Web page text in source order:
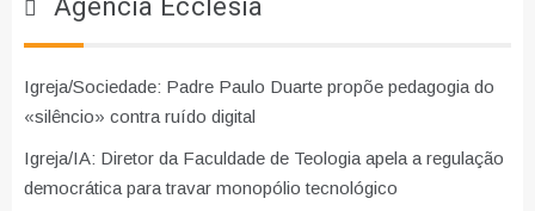
Igreja/Sociedade: Padre Paulo Duarte propõe pedagogia do
«silêncio» contra ruído digital
Igreja/IA: Diretor da Faculdade de Teologia apela a regulação
democrática para travar monopólio tecnológico